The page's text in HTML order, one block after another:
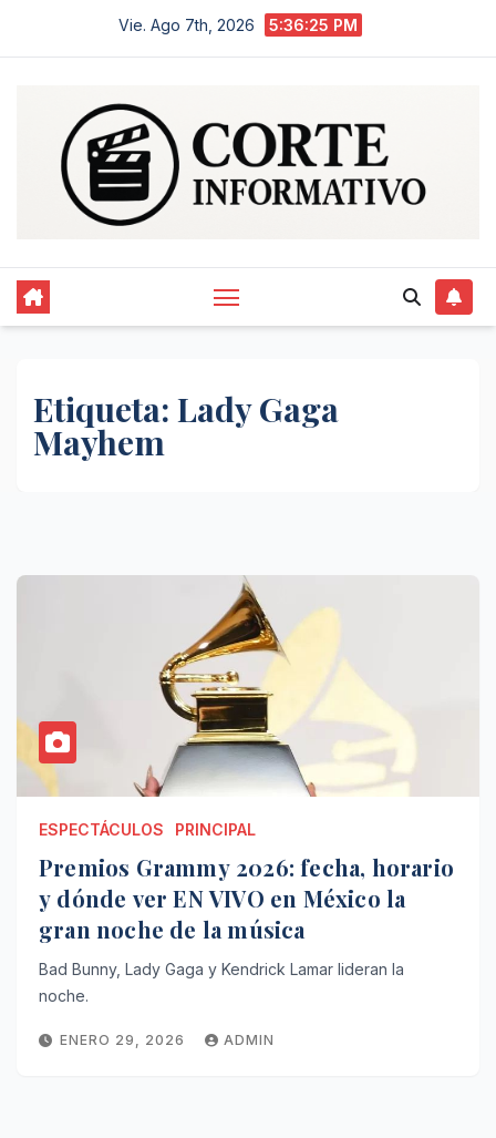
Vie. Ago 7th, 2026 5:36:25 PM
Etiqueta: Lady Gaga
Mayhem
ESPECTÁCULOS PRINCIPAL
Premios Grammy 2026: fecha, horario
y dónde ver EN VIVO en México la
gran noche de la música
Bad Bunny, Lady Gaga y Kendrick Lamar lideran la
noche.
ENERO 29, 2026 ADMIN